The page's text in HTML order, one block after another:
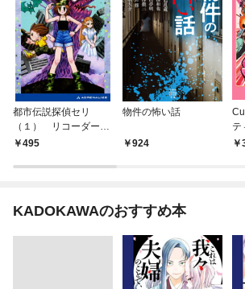
都市伝説探偵セリ
（１） リコーダー・
パニック
495
物件の怖い話
924
テ
KADOKAWAのおすすめ本